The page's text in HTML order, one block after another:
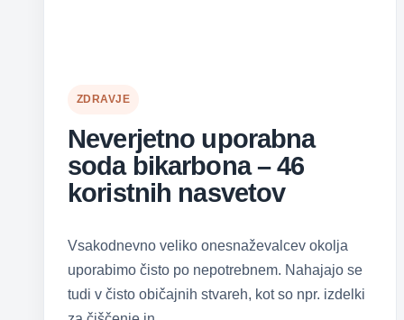
ZDRAVJE
Neverjetno uporabna
soda bikarbona – 46
koristnih nasvetov
Vsakodnevno veliko onesnaževalcev okolja
uporabimo čisto po nepotrebnem. Nahajajo se
tudi v čisto običajnih stvareh, kot so npr. izdelki